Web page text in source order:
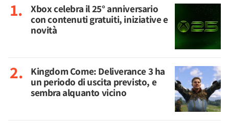
Xbox celebra il 25° anniversario
con contenuti gratuiti, iniziative e
novità
Kingdom Come: Deliverance 3 ha
un periodo di uscita previsto, e
sembra alquanto vicino